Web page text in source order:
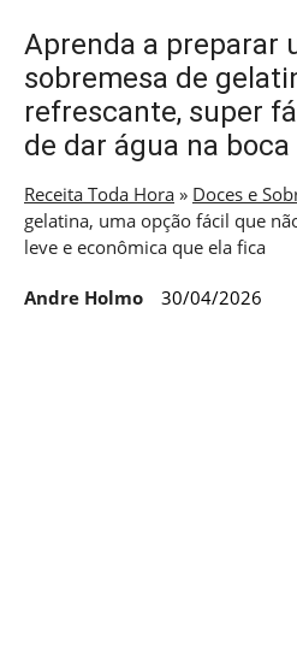
Aprenda a preparar
sobremesa de
refrescante, super
de dar água na
Receita Toda Hora » Doces e
gelatina, uma opção fácil que
leve e econômica que ela fica
Andre Holmo 30/04/2026